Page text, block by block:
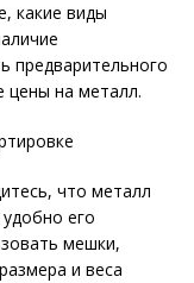
какие виды
предварительного
цены на металл.
что металл
его
мешки,
и веса